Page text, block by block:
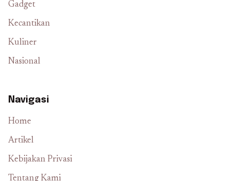
Gadget
Kecantikan
Kuliner
Nasional
Navigasi
Home
Artikel
Kebijakan Privasi
Tentang Kami